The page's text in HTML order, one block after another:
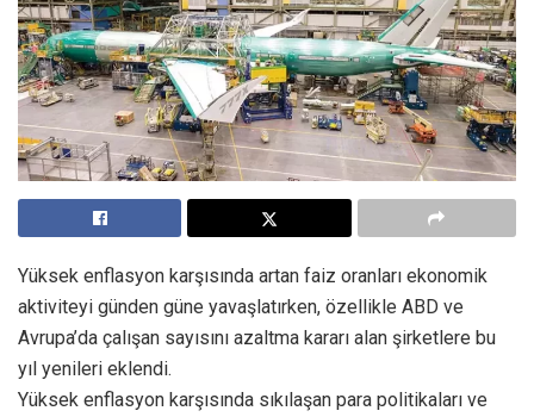
Yüksek enflasyon karşısında artan faiz oranları ekonomik
aktiviteyi günden güne yavaşlatırken, özellikle ABD ve
Avrupa’da çalışan sayısını azaltma kararı alan şirketlere bu
yıl yenileri eklendi.
Yüksek enflasyon karşısında sıkılaşan para politikaları ve